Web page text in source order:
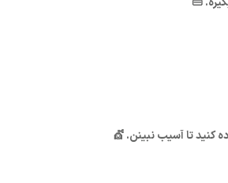
کنید تا آسیب نبینن. 💇